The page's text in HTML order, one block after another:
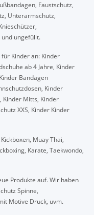
Faustschutz,
Unterarmschutz,
und ungefüllt.
Kinder an: Kinder
ab 4 Jahre, Kinder
Bandagen
Kinder
Kinder Mitts, Kinder
XXS, Kinder Kinder
Muay Thai,
Karate, Taekwondo,
Produkte auf. Wir haben
Spinne,
Motive Druck, uvm.